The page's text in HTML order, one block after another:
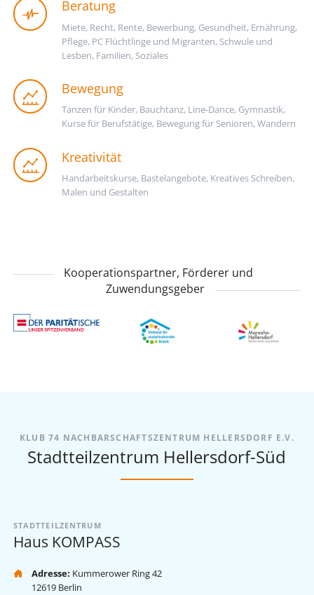
Beratung
Miete, Recht, Rente, Bewerbung, Gesundheit, Ernährung,
Pflege, PC Flüchtlinge und Migranten, Schwule und
Lesben, Familien, Soziales
Bewegung
Tanzen für Kinder, Bauchtanz, Line-Dance, Gymnastik,
Kurse für Berufstätige, Bewegung für Senioren, Wandern
Kreativität
Handarbeitskurse, Bastelangebote, Kreatives Schreiben,
Malen und Gestalten
Kooperationspartner, Förderer und
Zuwendungsgeber
KLUB 74 NACHBARSCHAFTSZENTRUM HELLERSDORF E.V.
Stadtteilzentrum Hellersdorf-Süd
STADTTEILZENTRUM
Haus KOMPASS
Adresse: Kummerower Ring 42
12619 Berlin